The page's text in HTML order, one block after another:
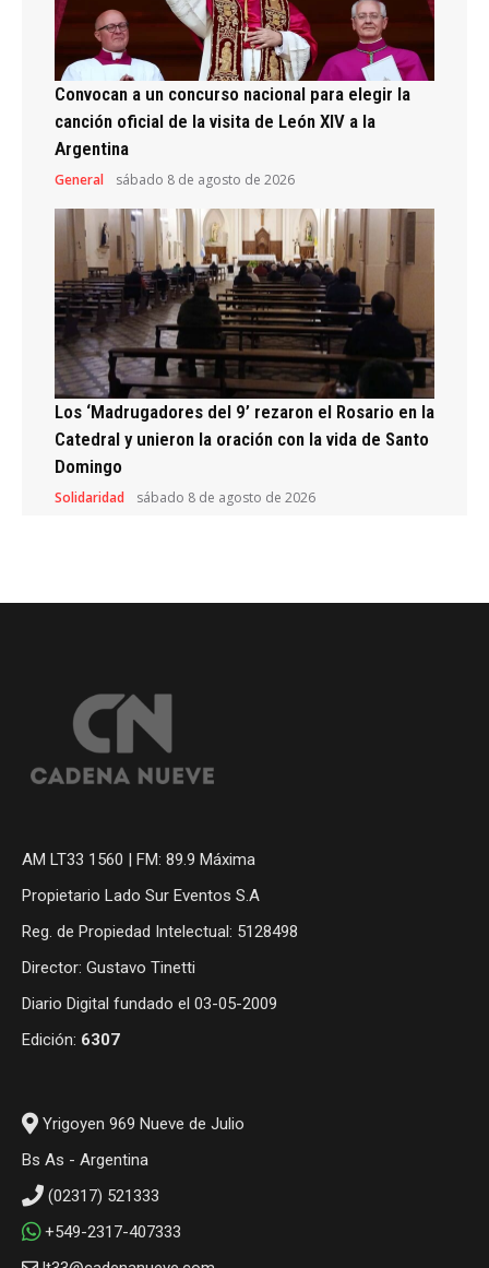
Convocan a un concurso nacional para elegir la
canción oficial de la visita de León XIV a la
Argentina
General sábado 8 de agosto de 2026
Los ‘Madrugadores del 9’ rezaron el Rosario en la
Catedral y unieron la oración con la vida de Santo
Domingo
Solidaridad sábado 8 de agosto de 2026
AM LT33 1560 | FM: 89.9 Máxima
Propietario Lado Sur Eventos S.A
Reg. de Propiedad Intelectual: 5128498
Director: Gustavo Tinetti
Diario Digital fundado el 03-05-2009
Edición: 6307
Yrigoyen 969 Nueve de Julio
Bs As - Argentina
(02317) 521333
+549-2317-407333